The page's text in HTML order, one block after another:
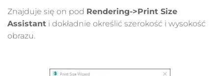
Znajduje się on pod Rendering->Print Size
Assistant i dokładnie określić szerokość i wysokość
obrazu.